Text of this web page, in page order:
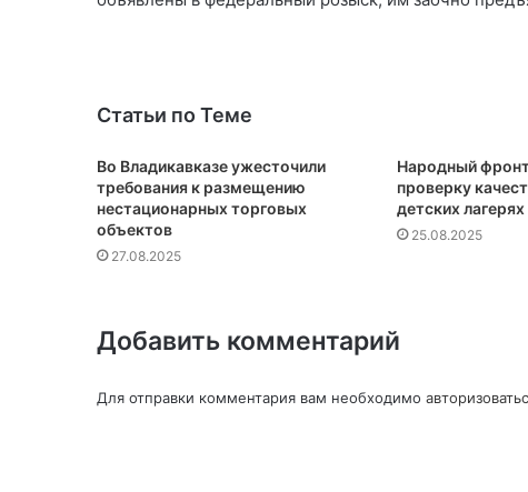
Статьи по Теме
Во Владикавказе ужесточили
требования к размещению
нестационарных торговых
объектов
27.08.2025
Народный
проверку
детских
25.08.2025
Добавить комментарий
Для отправки комментария вам необходимо